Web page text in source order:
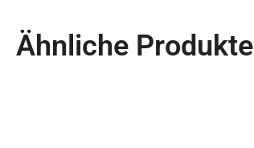
Ähnliche Produkte